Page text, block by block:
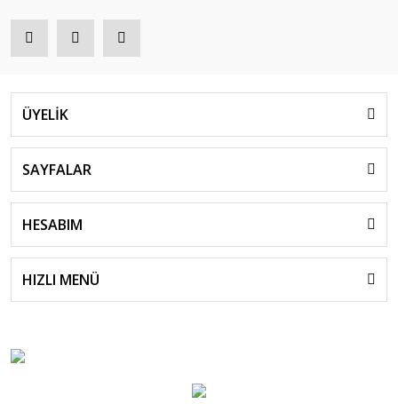
ÜYELİK
SAYFALAR
HESABIM
HIZLI MENÜ